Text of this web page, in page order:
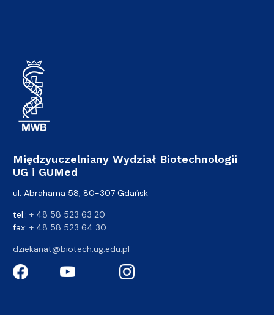
Międzyuczelniany Wydział Biotechnologii
UG i GUMed
ul. Abrahama 58, 80-307 Gdańsk
tel.: + 48 58 523 63 20
fax: + 48 58 523 64 30
dziekanat@biotech.ug.edu.pl